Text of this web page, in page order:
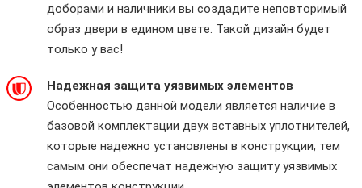
доборами и наличники вы создадите неповторимый
образ двери в едином цвете. Такой дизайн будет
только у вас!
Надежная защита уязвимых элементов
Особенностью данной модели является наличие в
базовой комплектации двух вставных уплотнителей,
которые надежно установлены в конструкции, тем
самым они обеспечат надежную защиту уязвимых